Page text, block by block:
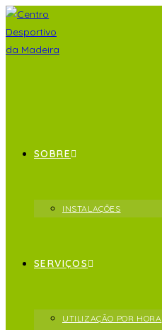
SOBRE
INSTALAÇÕES
SERVIÇOS
UTILIZAÇÃO POR HORA